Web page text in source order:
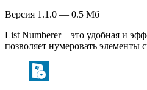
Версия 1.1.0 — 0.5 Мб
List Numberer – это удобная и
позволяет нумеровать элементы